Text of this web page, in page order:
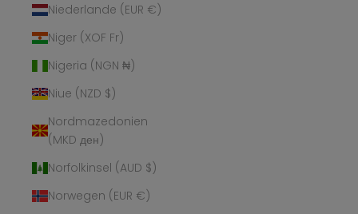
Niederlande (EUR €)
Niger (XOF Fr)
Nigeria (NGN ₦)
Niue (NZD $)
Nordmazedonien
(MKD ден)
Norfolkinsel (AUD $)
Norwegen (EUR €)